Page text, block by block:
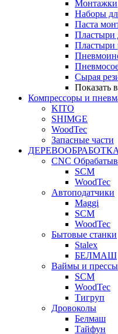
Монтажки
Наборы
Паста
Пластыри
Пластыри
Сырая
Показать
Компрессоры и
KITO
SHIMGE
WoodTec
Запасные части
CNC
SCM
WoodTec
Автоподатчики
Maggi
SCM
WoodTec
Бытовые станки
Stalex
БЕЛМАШ
Ваймы и прессы
SCM
WoodTec
Тигруп
Дровоколы
Белмаш
Тайфун